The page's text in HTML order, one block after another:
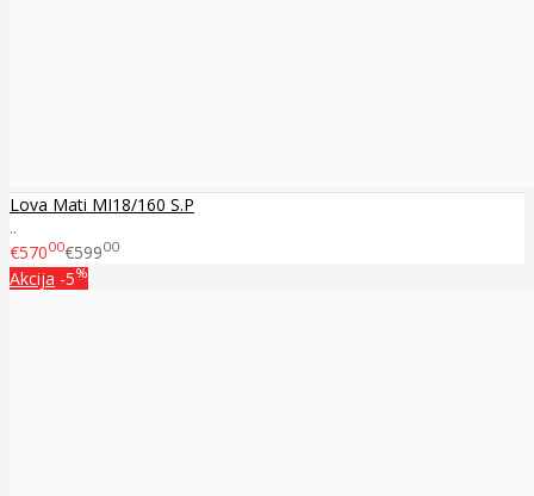
Lova Mati MI18/160 S.P
..
€57000€59900
Akcija -5%